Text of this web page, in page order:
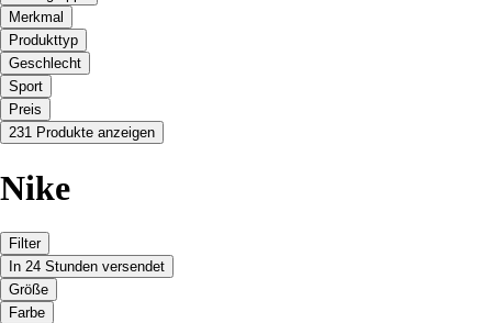
Merkmal
Produkttyp
Geschlecht
Sport
Preis
231 Produkte anzeigen
Nike
Filter
In 24 Stunden versendet
Größe
Farbe